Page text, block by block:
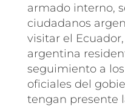
armado interno,
ciudadanos
visitar el
argentina
seguimiento a
oficiales del
tengan presente